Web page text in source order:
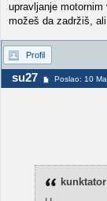
upravljanje
možeš da zadržiš,
Profil
su27 Poslao: 10